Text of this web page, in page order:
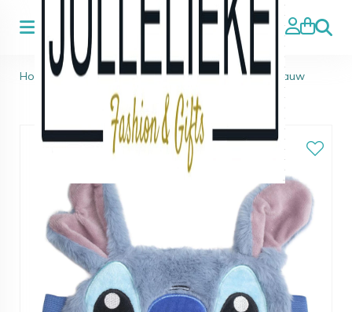
Zoeken
Home > Stitch >STITCH - borduur slaapmasker, blauw